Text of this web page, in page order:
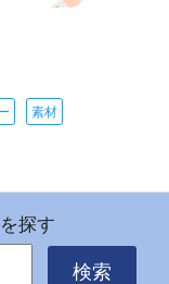
素材
探す
検索